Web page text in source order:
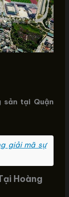
sản tại Quận
giải mã sự
Hoàng